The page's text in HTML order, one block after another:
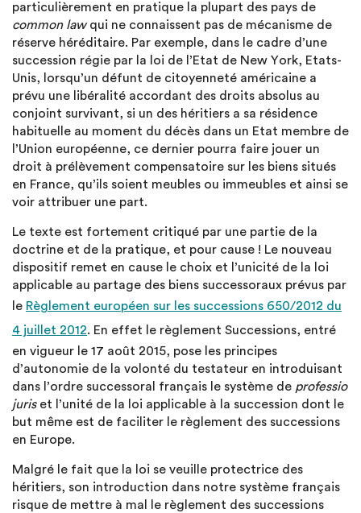
particulièrement en pratique la plupart des pays de
common lawqui ne connaissent pas de mécanisme de
réserve héréditaire. Par exemple, dans le cadre d’une
succession régie par la loi de l’Etat de New York, Etats-
Unis, lorsqu’un défunt de citoyenneté américaine a
prévu une libéralité accordant des droits absolus au
conjoint survivant, si un des héritiers a sa résidence
habituelle au moment du décès dans un Etat membre de
l’Union européenne, ce dernier pourra faire jouer un
droit à prélèvement compensatoire sur les biens situés
en France, qu’ils soient meubles ou immeubles et ainsi se
voir attribuer une part.
Le texte est fortement critiqué par une partie de la
doctrine et de la pratique, et pour cause ! Le nouveau
dispositif remet en cause le choix et l’unicité de la loi
applicable au partage des biens successoraux prévus par
le Règlement européen sur les successions 650/2012 du
4 juillet 2012. En effet le règlement Successions, entré
en vigueur le 17 août 2015, pose les principes
d’autonomie de la volonté du testateur en introduisant
dans l’ordre successoral français le système de professio
juriset l’unité de la loi applicable à la succession dont le
but même est de faciliter le règlement des successions
en Europe.
Malgré le fait que la loi se veuille protectrice des
héritiers, son introduction dans notre système français
risque de mettre à mal le règlement des successions